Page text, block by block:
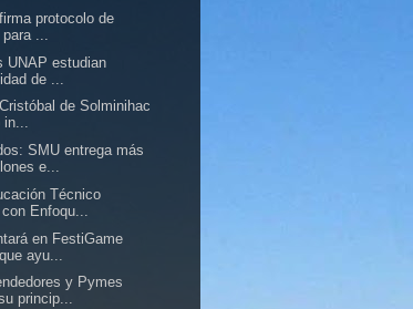
protocolo de
...
UNAP estudian
de ...
de Solminihac
in...
SMU entrega más
e...
Técnico
Enfoqu...
en FestiGame
ayu...
y Pymes
princip...